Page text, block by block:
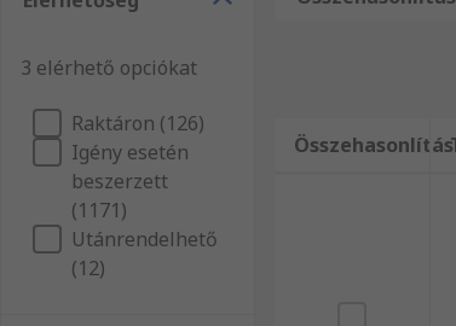
Több 550 000 terméket magába foglaló
webáruházunkat és kiváló
választékát forgalmazza.
Hőmérsékletmérés átfogó kínálatát
ügyfélszolgálatunkhoz. Segítőkész
3 elérhető opciókat
Raktáron (126)
Igény esetén
beszerzett
(1171)
Utánrendelhető
(12)
Összehasonlítás